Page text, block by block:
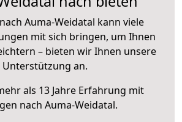
nach Auma-Weidatal kann viele
mit sich bringen, um Ihnen
– bieten wir Ihnen unsere
Unterstützung an.
als 13 Jahre Erfahrung mit
nach Auma-Weidatal.